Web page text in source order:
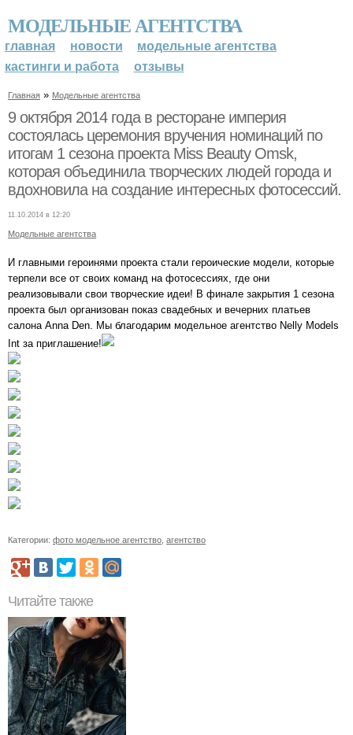
МОДЕЛЬНЫЕ АГЕНТСТВА
главная новости
модельные агентства
кастинги и работа
отзывы
Главная » Модельные агентства
9 октября 2014 года в ресторане империя
состоялась церемония вручения номинаций по
итогам 1 сезона проекта Miss Beauty Omsk,
которая объединила творческих людей города и
вдохновила на создание интересных фотосессий.
11.10.2014 в 12:20
Модельные агентства
И главными героинями проекта стали героические модели, которые
терпели все от своих команд на фотосессиях, где они
реализовывали свои творческие идеи! В финале закрытия 1 сезона
проекта был организован показ свадебных и вечерних платьев
салона Anna Den. Мы благодарим модельное агентство Nelly Models
Int за приглашение!
Категории: фото модельное агентство агентство
Читайте также